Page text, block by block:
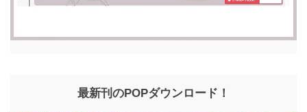
最新刊のPOPダウンロード！